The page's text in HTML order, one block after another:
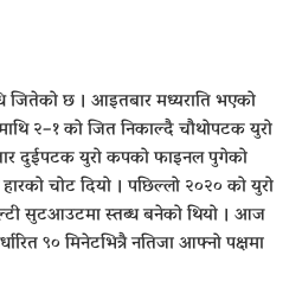
छ । आइतबार मध्यराति भएको
२–१ को जित निकाल्दै चौथोपटक युरो
दुईपटक युरो कपको फाइनल पुगेको
चोट दियो । पछिल्लो २०२० को युरो
सुटआउटमा स्तब्ध बनेको थियो । आज
९० मिनेटभित्रै नतिजा आफ्नो पक्षमा